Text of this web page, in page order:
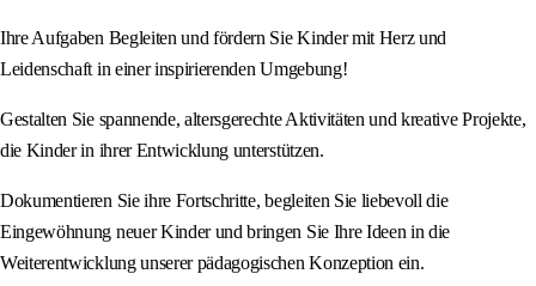
Ihre Aufgaben Begleiten und fördern Sie Kinder mit Herz und
Leidenschaft in einer inspirierenden Umgebung!
Gestalten Sie spannende, altersgerechte Aktivitäten und kreative Projekte,
die Kinder in ihrer Entwicklung unterstützen.
Dokumentieren Sie ihre Fortschritte, begleiten Sie liebevoll die
Eingewöhnung neuer Kinder und bringen Sie Ihre Ideen in die
Weiterentwicklung unserer pädagogischen Konzeption ein.